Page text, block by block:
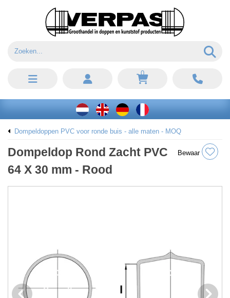
0
Dompeldoppen PVC voor ronde buis - alle maten - MOQ
Dompeldop Rond Zacht PVC
64 X 30 mm - Rood
Bewaar